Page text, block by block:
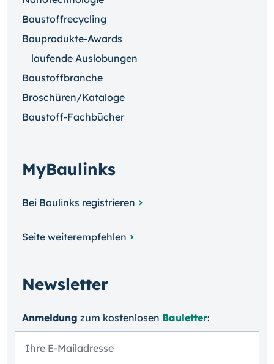
Baustoffrecycling
Bauprodukte-Awards
laufende Auslobungen
Baustoffbranche
Broschüren/Kataloge
Baustoff-Fachbücher
MyBaulinks
Bei Baulinks registrieren
Seite weiterempfehlen
Newsletter
Anmeldung zum kosten­losen Bauletter: